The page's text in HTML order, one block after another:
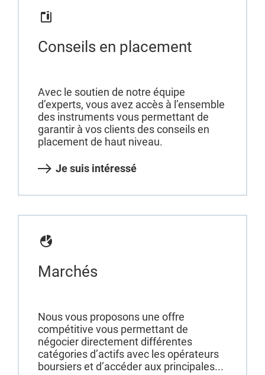
Conseils en placement
Avec le soutien de notre équipe
d’experts, vous avez accès à l’ensemble
des instruments vous permettant de
garantir à vos clients des conseils en
placement de haut niveau.
Je suis intéressé
Marchés
Nous vous proposons une offre
compétitive vous permettant de
négocier directement différentes
catégories d’actifs avec les opérateurs
boursiers et d’accéder aux principales...